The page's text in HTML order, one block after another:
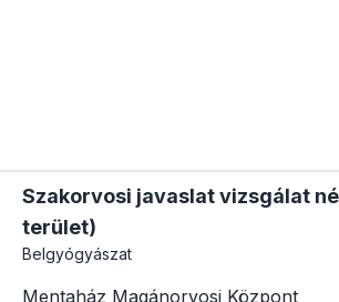
Szakorvosi javaslat vizsgálat
terület)
Belgyógyászat
Mentaház Magánorvosi Központ